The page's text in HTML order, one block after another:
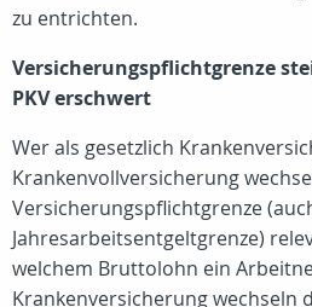
zu entrichten.
Versicherungspflichtgrenze
PKV erschwert
Wer als gesetzlich
Krankenvollversicherung
Versicherungspflichtgrenze
Jahresarbeitsentgeltgrenze)
welchem Bruttolohn ein
Krankenversicherung wechseln